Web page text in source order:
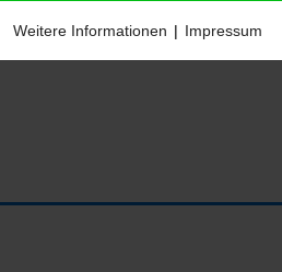
Weitere Informationen | Impressum